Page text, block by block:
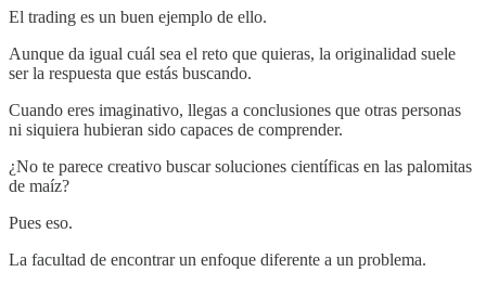
El trading es un buen ejemplo de ello.
Aunque da igual cuál sea el reto que quieras, la originalidad suele
ser la respuesta que estás buscando.
Cuando eres imaginativo, llegas a conclusiones que otras personas
ni siquiera hubieran sido capaces de comprender.
¿No te parece creativo buscar soluciones científicas en las palomitas
de maíz?
Pues eso.
La facultad de encontrar un enfoque diferente a un problema.